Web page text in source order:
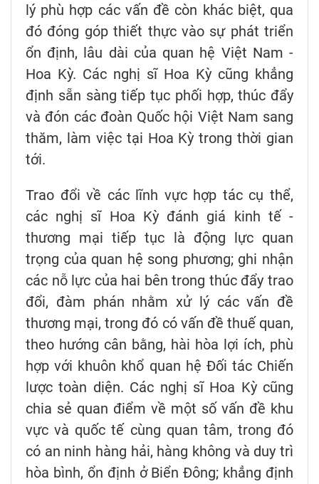
lý phù hợp các vấn đề còn khác biệt, qua
đó đóng góp thiết thực vào sự phát triển
ổn định, lâu dài của quan hệ Việt Nam -
Hoa Kỳ. Các nghị sĩ Hoa Kỳ cũng khẳng
định sẵn sàng tiếp tục phối hợp, thúc đẩy
và đón các đoàn Quốc hội Việt Nam sang
thăm, làm việc tại Hoa Kỳ trong thời gian
tới.
Trao đổi về các lĩnh vực hợp tác cụ thể,
các nghị sĩ Hoa Kỳ đánh giá kinh tế -
thương mại tiếp tục là động lực quan
trọng của quan hệ song phương; ghi nhận
các nỗ lực của hai bên trong thúc đẩy trao
đổi, đàm phán nhằm xử lý các vấn đề
thương mại, trong đó có vấn đề thuế quan,
theo hướng cân bằng, hài hòa lợi ích, phù
hợp với khuôn khổ quan hệ Đối tác Chiến
lược toàn diện. Các nghị sĩ Hoa Kỳ cũng
chia sẻ quan điểm về một số vấn đề khu
vực và quốc tế cùng quan tâm, trong đó
có an ninh hàng hải, hàng không và duy trì
hòa bình, ổn định ở Biển Đông; khẳng định